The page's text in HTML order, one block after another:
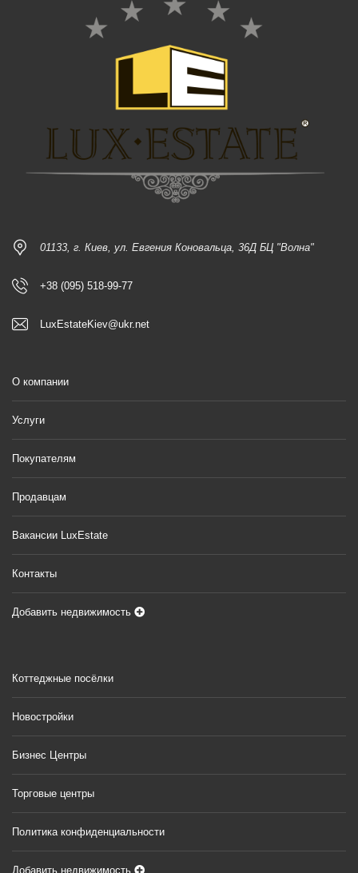
01133, г. Киев, ул. Евгения Коновальца, 36Д БЦ "Волна"
+38 (095) 518-99-77
LuxEstateKiev@ukr.net
О компании
Услуги
Покупателям
Продавцам
Вакансии LuxEstate
Контакты
Добавить недвижимость
Коттеджные посёлки
Новостройки
Бизнес Центры
Торговые центры
Политика конфиденциальности
Добавить недвижимость